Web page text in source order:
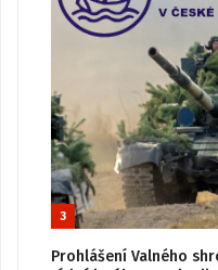
3
Prohlášení Valného